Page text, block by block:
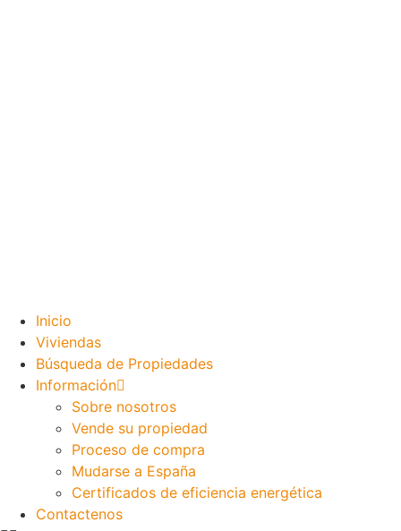
Inicio
Viviendas
Búsqueda de Propiedades
Información
Sobre nosotros
Vende su propiedad
Proceso de compra
Mudarse a España
Certificados de eficiencia energética
Contactenos